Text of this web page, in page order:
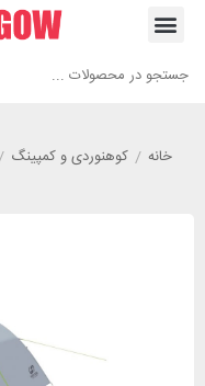
خانه/ کوهنوردی و کمپینگ/